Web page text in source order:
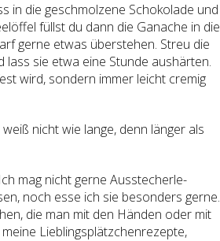
in die geschmolzene Schokolade und
füllst du dann die Ganache in die
gerne etwas überstehen. Streu die
sie etwa eine Stunde aushärten.
wird, sondern immer leicht cremig
nicht wie lange, denn länger als
mag nicht gerne Ausstecherle-
noch esse ich sie besonders gerne.
die man mit den Händen oder mit
Lieblingsplätzchenrezepte,